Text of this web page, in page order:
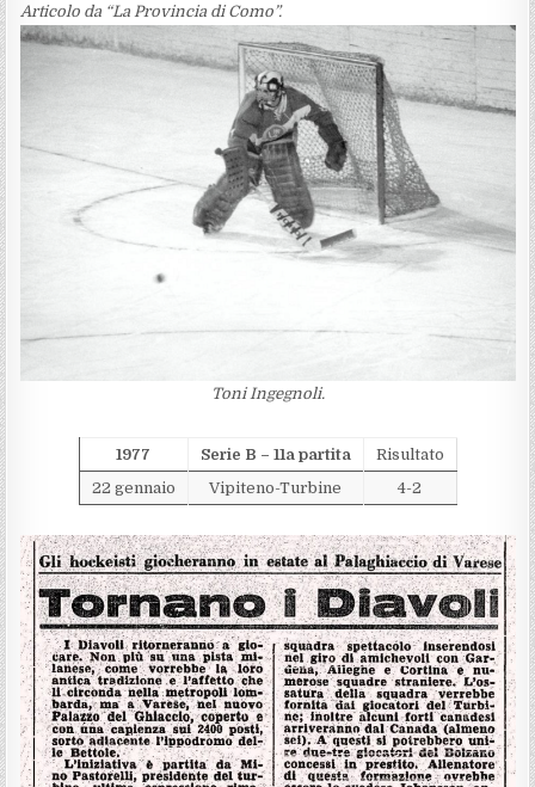
Articolo da “La Provincia di Como”.
Toni Ingegnoli.
1977 Serie B – 11a partita
Risultato
22 gennaio
Vipiteno-Turbine 4-2